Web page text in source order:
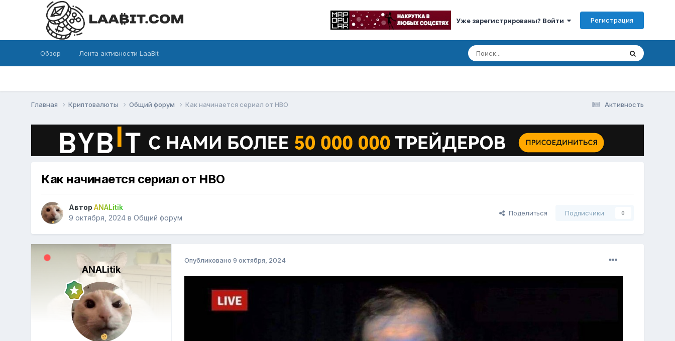
Уже зарегистрированы? Войти Регистрация
Обзор Лента активности LaaBit
Активность
Главная Криптовалюты Общий форум Как начинается сериал от HBO
Как начинается сериал от HBO
АвторANALitik
9 октября, 2024 вОбщий форум
Поделиться Подписчики 0
ANALitik
Опубликовано9 октября, 2024